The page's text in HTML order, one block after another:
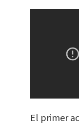
El primer